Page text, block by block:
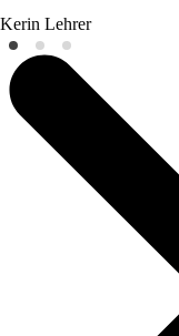
Kerin Lehrer